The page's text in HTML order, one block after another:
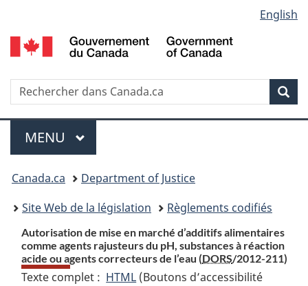
au
contenu
propos
de
la
HTML
simplifiée
selection
English
Recherche
Menu
MENU PRINCIPAL
You
are
here:
Canada.ca
Department of Justice
Site Web de la législation
Règlements codifiés
Autorisation de mise en marché d’additifs alimentaires
comme agents rajusteurs du pH, substances à réaction
acide ou agents correcteurs de l’eau (DORS/2012-211)
Texte complet : HTML Texte
(Boutons d’accessibilité